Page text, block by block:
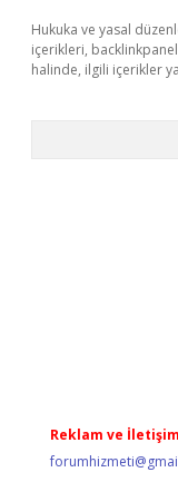
Hukuka ve yasal
içerikleri,
halinde, ilgili içerikler
Reklam ve